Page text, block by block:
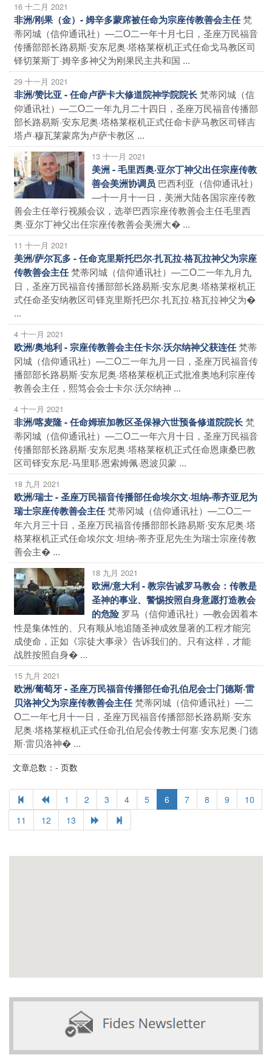
16 十二月 2021
非洲/刚果（金）- 姆辛多蒙席被任命为宗座传教善会主任梵
蒂冈城（信仰通讯社）—二O二一年十月七日，圣座万民福音
传播部部长路易斯·安东尼奥·塔格莱枢机正式任命戈马教区司
铎切莱斯丁·姆辛多神父为刚果民主共和国 ...
29 十一月 2021
非洲/赞比亚 - 任命卢萨卡大修道院神学院院长梵蒂冈城（信
仰通讯社）—二O二一年九月二十四日，圣座万民福音传播部
部长路易斯·安东尼奥·塔格莱枢机正式任命卡萨马教区司铎吉
塔卢·穆瓦莱蒙席为卢萨卡教区 ...
13 十一月 2021
美洲 - 毛里西奥·亚尔丁神父出任宗座传教
善会美洲协调员 巴西利亚（信仰通讯社）
—十一月十一日，美洲大陆各国宗座传教
善会主任举行视频会议，选举巴西宗座传教善会主任毛里西
奥·亚尔丁神父出任宗座传教善会美洲大� ...
11 十一月 2021
美洲/萨尔瓦多 - 任命克里斯托巴尔·扎瓦拉·格瓦拉神父为宗座
传教善会主任梵蒂冈城（信仰通讯社）—二O二一年九月九
日，圣座万民福音传播部部长路易斯·安东尼奥·塔格莱枢机正
式任命圣安纳教区司铎克里斯托巴尔·扎瓦拉·格瓦拉神父为�
...
4 十一月 2021
欧洲/奥地利 - 宗座传教善会主任卡尔·沃尔纳神父获连任梵蒂
冈城（信仰通讯社）—二O二一年九月一日，圣座万民福音传
播部部长路易斯·安东尼奥·塔格莱枢机正式批准奥地利宗座传
教善会主任，熙笃会会士卡尔·沃尔纳神 ...
4 十一月 2021
非洲/喀麦隆 - 任命姆班加教区圣保禄六世预备修道院院长梵
蒂冈城（信仰通讯社）—二O二一年六月十日，圣座万民福音
传播部部长路易斯·安东尼奥·塔格莱枢机正式任命恩康桑巴教
区司铎安东尼-马里耶·恩索姆佩·恩波贝蒙 ...
18 九月 2021
欧洲/瑞士 - 圣座万民福音传播部任命埃尔文·坦纳-蒂齐亚尼为
瑞士宗座传教善会主任梵蒂冈城（信仰通讯社）—二O二一
年六月三十日，圣座万民福音传播部部长路易斯·安东尼奥·塔
格莱枢机正式任命埃尔文·坦纳-蒂齐亚尼先生为瑞士宗座传教
善会主� ...
18 九月 2021
欧洲/意大利 - 教宗告诫罗马教会：传教是
圣神的事业、警惕按照自身意愿打造教会
的危险 罗马（信仰通讯社）—教会因着本
性是集体性的、只有顺从地追随圣神成效显著的工程才能完
成使命，正如《宗徒大事录》告诉我们的。只有这样，才能
战胜按照自身� ...
15 九月 2021
欧洲/葡萄牙 - 圣座万民福音传播部任命孔伯尼会士门德斯·雷
贝洛神父为宗座传教善会主任梵蒂冈城（信仰通讯社）—二
O二一年七月十一日，圣座万民福音传播部部长路易斯·安东
尼奥·塔格莱枢机正式任命孔伯尼会传教士何塞·安东尼奥·门德
斯·雷贝洛神� ...
文章总数：- 页数
1 2 3 4 5 6 7 8 9
10
11
12 13